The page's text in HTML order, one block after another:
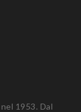
1953. Dal